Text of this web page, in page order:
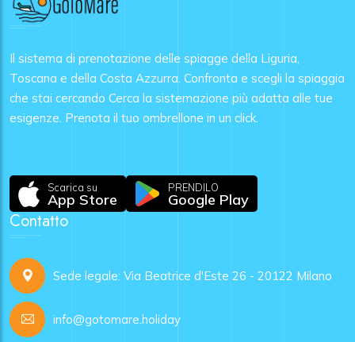
Il sistema di prenotazione delle spiagge della Liguria,
Toscana e della Costa Azzurra. Confronta e scegli la spiaggia
che stai cercando Cerca la sistemazione più adatta alle tue
esigenze. Prenota il tuo ombrellone in un click.
Scarica su
App Store
PRENDILO
Google Play
Contatto
Sede legale: Via Beatrice d'Este 26 - 20122 Milano
info@gotomare.holiday